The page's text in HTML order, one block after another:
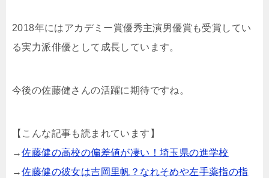
2018年にはアカデミー賞優秀主演男優賞も受賞してい
る実力派俳優として成長しています。
今後の佐藤健さんの活躍に期待ですね。
【こんな記事も読まれています】
→佐藤健の高校の偏差値が凄い！埼玉県の進学校
→佐藤健の彼女は吉岡里帆？なれそめや左手薬指の指